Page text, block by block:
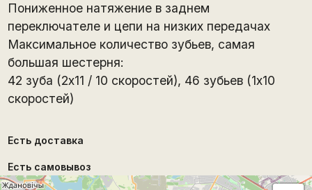
Пониженное натяжение в заднем
переключателе и цепи на низких передачах
Максимальное количество зубьев, самая
большая шестерня:
42 зуба (2x11 / 10 скоростей), 46 зубьев (1x10
скоростей)
Есть доставка
Есть самовывоз